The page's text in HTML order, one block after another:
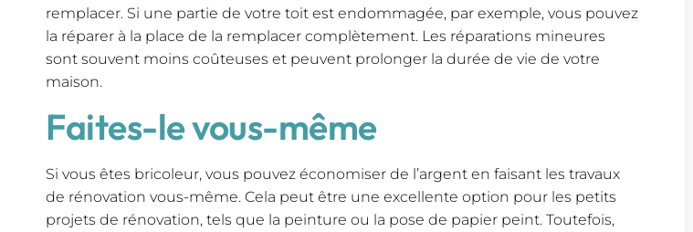
remplacer. Si une partie de votre toit est endommagée, par exemple, vous pouvez
la réparer à la place de la remplacer complètement. Les réparations mineures
sont souvent moins coûteuses et peuvent prolonger la durée de vie de votre
maison.
Faites-le vous-même
Si vous êtes bricoleur, vous pouvez économiser de l’argent en faisant les travaux
de rénovation vous-même. Cela peut être une excellente option pour les petits
projets de rénovation, tels que la peinture ou la pose de papier peint. Toutefois,